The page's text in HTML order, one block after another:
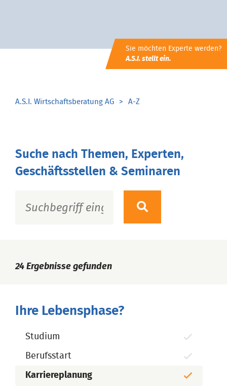
Sie möchten Experte werden?
A.S.I. stellt ein.
A.S.I. Wirtschaftsberatung AG A-Z
Suche nach Themen, Experten,
Geschäftsstellen & Seminaren
24 Ergebnisse gefunden
Ihre Lebensphase?
Studium
Berufsstart
Karriereplanung